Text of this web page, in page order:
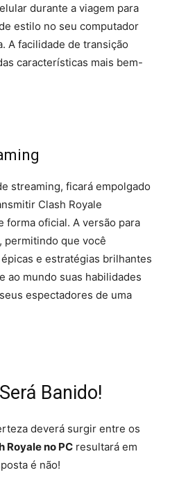
durante a viagem para
estilo no seu computador
A facilidade de transição
características mais bem-
streaming, ficará empolgado
Clash Royale
forma oficial. A versão para
permitindo que você
e estratégias brilhantes
ao mundo suas habilidades
espectadores de uma
Banido!
deverá surgir entre os
Royale no PC resultará em
é não!